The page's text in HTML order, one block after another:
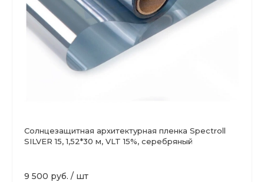
Солнцезащитная архитектурная пленка Spectroll
SILVER 15, 1,52*30 м, VLT 15%, серебряный
9 500 руб. / шт